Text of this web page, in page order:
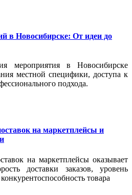
в Новосибирске: От идеи до
мероприятия в Новосибирске
местной специфики, доступа к
подхода.
на маркетплейсы и
на маркетплейсы оказывает
доставки заказов, уровень
товара